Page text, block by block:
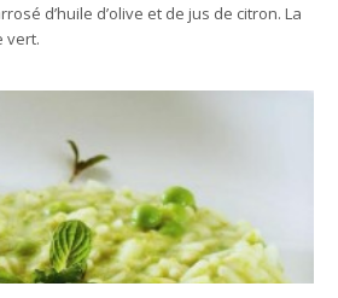
d’huile d’olive et de jus de citron. La
vert.